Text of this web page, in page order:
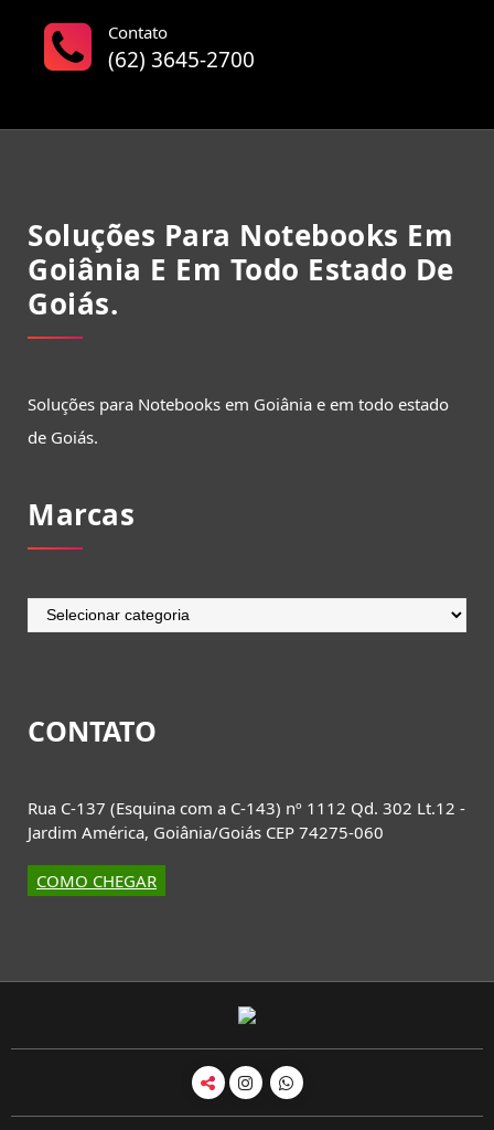
Contato
(62) 3645-2700
Soluções Para Notebooks Em
Goiânia E Em Todo Estado De
Goiás.
Soluções para Notebooks em Goiânia e em todo estado
de Goiás.
Marcas
Marcas
CONTATO
Rua C-137 (Esquina com a C-143) nº 1112 Qd. 302 Lt.12 -
Jardim América, Goiânia/Goiás CEP 74275-060
COMO CHEGAR